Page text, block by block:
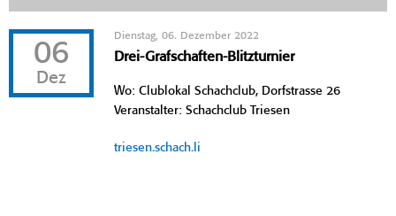
06
Dez
Dienstag, 06. Dezember 2022
Drei-Grafschaften-Blitzturnier
Wo: Clublokal Schachclub, Dorfstrasse 26
Veranstalter: Schachclub Triesen
triesen.schach.li